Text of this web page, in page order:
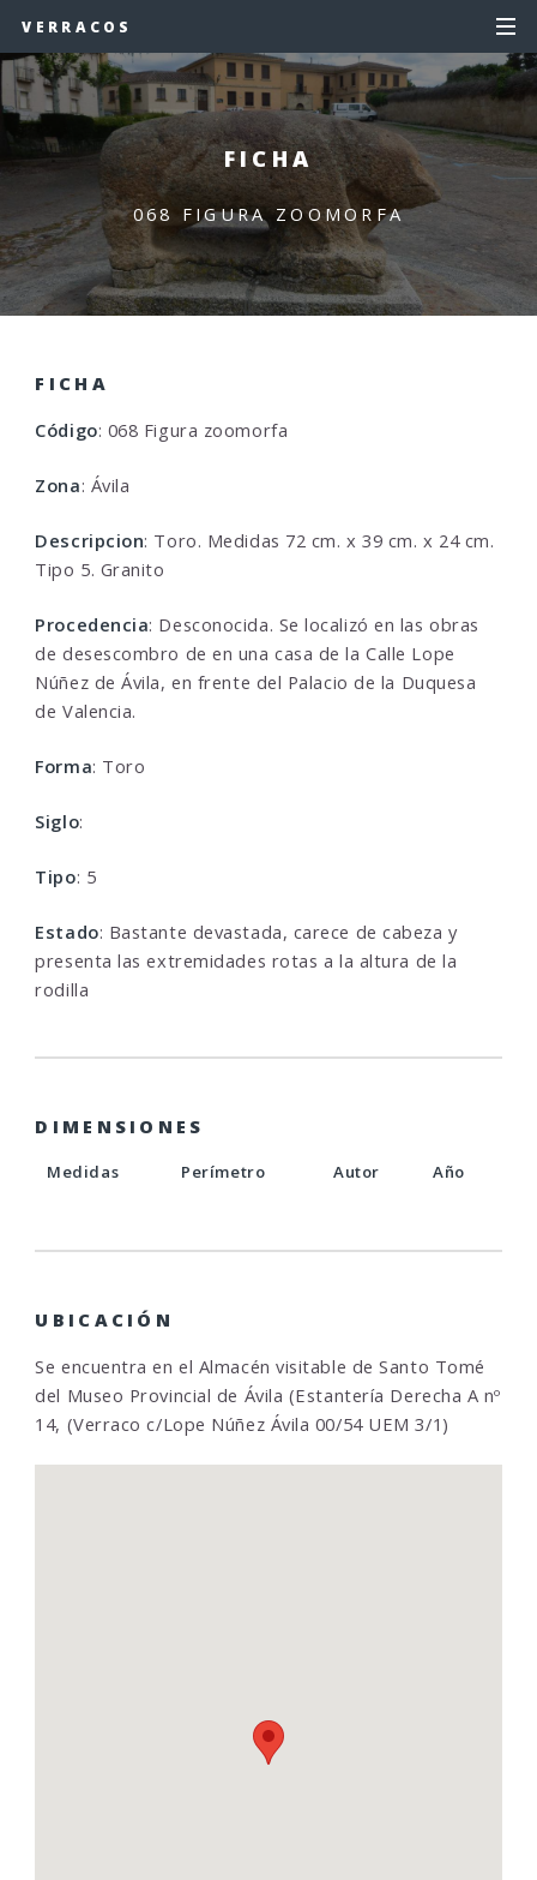
VERRACOS
FICHA
068 FIGURA ZOOMORFA
FICHA
Código: 068 Figura zoomorfa
Zona: Ávila
Descripcion: Toro. Medidas 72 cm. x 39 cm. x 24 cm.
Tipo 5. Granito
Procedencia: Desconocida. Se localizó en las obras
de desescombro de en una casa de la Calle Lope
Núñez de Ávila, en frente del Palacio de la Duquesa
de Valencia.
Forma: Toro
Siglo:
Tipo: 5
Estado: Bastante devastada, carece de cabeza y
presenta las extremidades rotas a la altura de la
rodilla
DIMENSIONES
Medidas Perímetro Autor Año
UBICACIÓN
Se encuentra en el Almacén visitable de Santo Tomé
del Museo Provincial de Ávila (Estantería Derecha A nº
14, (Verraco c/Lope Núñez Ávila 00/54 UEM 3/1)